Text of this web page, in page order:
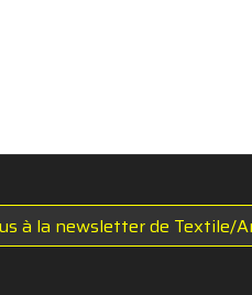
à la newsletter de Textile/